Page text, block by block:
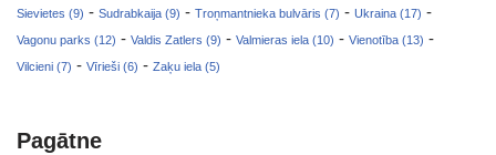
Sievietes (9) - Sudrabkaija (9) - Troņmantnieka bulvāris (7) - Ukraina (17) -
Vagonu parks (12) - Valdis Zatlers (9) - Valmieras iela (10) - Vienotība (13) -
Vilcieni (7) - Vīrieši (6) - Zaķu iela (5)
Pagātne